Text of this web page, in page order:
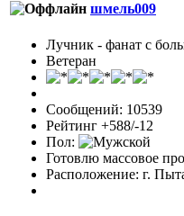
шмель009
Лучник - фанат с
Ветеран
Сообщений: 10539
Рейтинг +588/-12
Пол:
Готовлю массовое
Расположение: г.